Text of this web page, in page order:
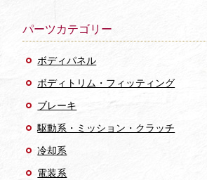
パーツカテゴリー
ボディパネル
ボディトリム・フィッティング
ブレーキ
駆動系・ミッション・クラッチ
冷却系
電装系